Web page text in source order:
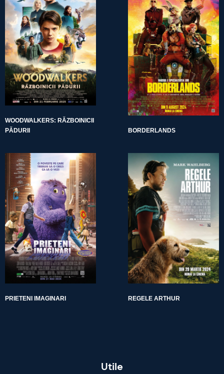
WOODWALKERS: RĂZBOINICII
PĂDURII
BORDERLANDS
PRIETENI IMAGINARI REGELE ARTHUR
Utile